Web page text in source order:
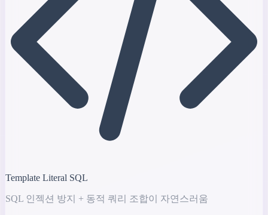
Template Literal SQL
SQL 인젝션 방지 + 동적 쿼리 조합이 자연스러움